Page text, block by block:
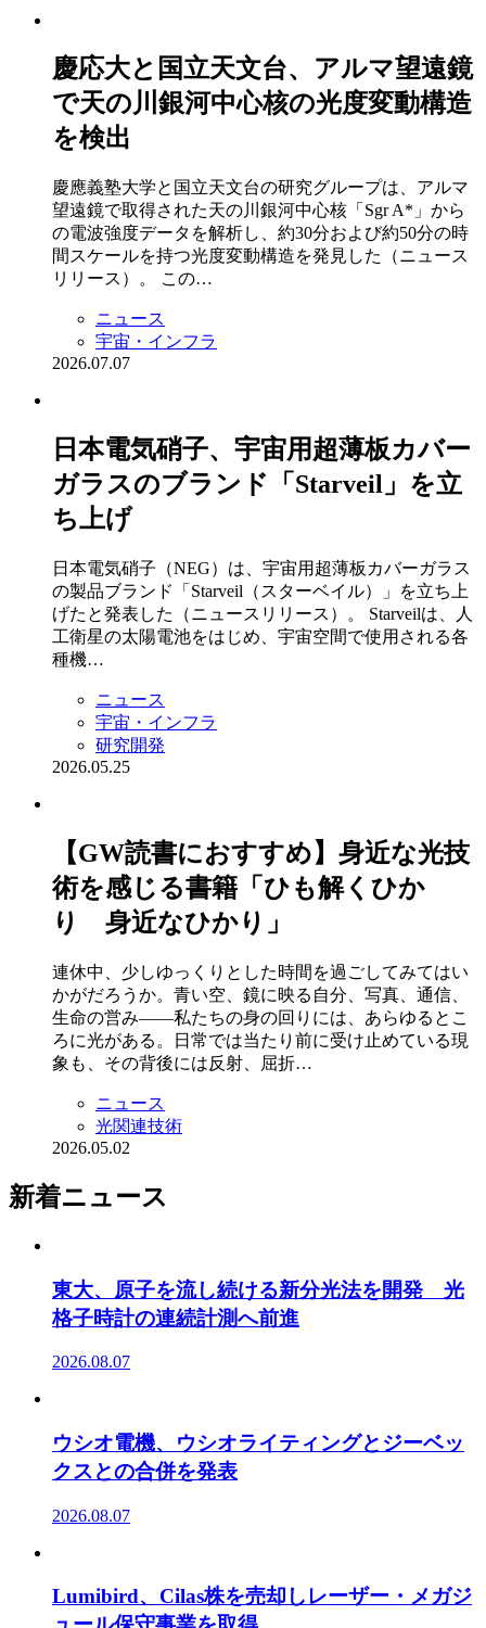
慶応大と国立天文台、アルマ望遠鏡
で天の川銀河中心核の光度変動構造
を検出
慶應義塾大学と国立天文台の研究グループは、アルマ
望遠鏡で取得された天の川銀河中心核「Sgr A*」から
の電波強度データを解析し、約30分および約50分の時
間スケールを持つ光度変動構造を発見した（ニュース
リリース）。 この…
ニュース
宇宙・インフラ
2026.07.07
日本電気硝子、宇宙用超薄板カバー
ガラスのブランド「Starveil」を立
ち上げ
日本電気硝子（NEG）は、宇宙用超薄板カバーガラス
の製品ブランド「Starveil（スターベイル）」を立ち上
げたと発表した（ニュースリリース）。 Starveilは、人
工衛星の太陽電池をはじめ、宇宙空間で使用される各
種機…
ニュース
宇宙・インフラ
研究開発
2026.05.25
【GW読書におすすめ】身近な光技
術を感じる書籍「ひも解くひか
り 身近なひかり」
連休中、少しゆっくりとした時間を過ごしてみてはい
かがだろうか。青い空、鏡に映る自分、写真、通信、
生命の営み――私たちの身の回りには、あらゆるとこ
ろに光がある。日常では当たり前に受け止めている現
象も、その背後には反射、屈折…
ニュース
光関連技術
2026.05.02
新着ニュース
東大、原子を流し続ける新分光法を開発 光
格子時計の連続計測へ前進
2026.08.07
ウシオ電機、ウシオライティングとジーベッ
クスとの合併を発表
2026.08.07
Lumibird、Cilas株を売却しレーザー・メガジ